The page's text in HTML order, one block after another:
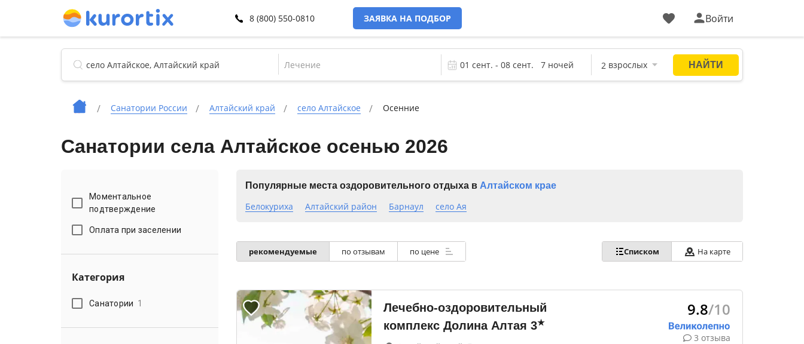
8 (800) 550-0810 ЗАЯВКА НА ПОДБОР Войти
Лечение
Санатории России Алтайский край село Алтайское Осенние
Санатории села Алтайское осенью 2026
Моментальное
подтверждение
Оплата при заселении
Категория
Санатории 1
Популярные места оздоровительного отдыха в Алтайском крае
Белокуриха Алтайский район Барнаул село Ая
рекомендуемые по отзывам по цене Списком На карте
Лечебно-оздоровительный
комплекс Долина Алтая 3★
9.8/10
3 отзыва